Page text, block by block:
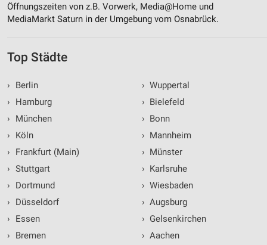
Öffnungszeiten von z.B. Vorwerk, Media@Home und
MediaMarkt Saturn in der Umgebung vom Osnabrück.
Top Städte
›
Berlin
›
Hamburg
›
München
›
Köln
›
Frankfurt (Main)
› Stuttgart
›
Dortmund
›
Düsseldorf
›
Essen
›
Bremen
› Wuppertal
› Bielefeld
› Bonn
› Mannheim
› Münster
› Karlsruhe
› Wiesbaden
› Augsburg
› Gelsenkirchen
› Aachen